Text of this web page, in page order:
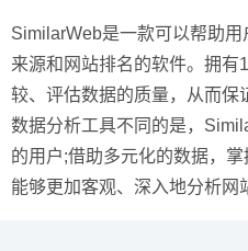
SimilarWeb是一款可以帮助
来源和网站排名的软件。拥有
较、评估数据的质量，从而保
数据分析工具不同的是，
的用户;借助多元化的数据，
能够更加客观、深入地分析网